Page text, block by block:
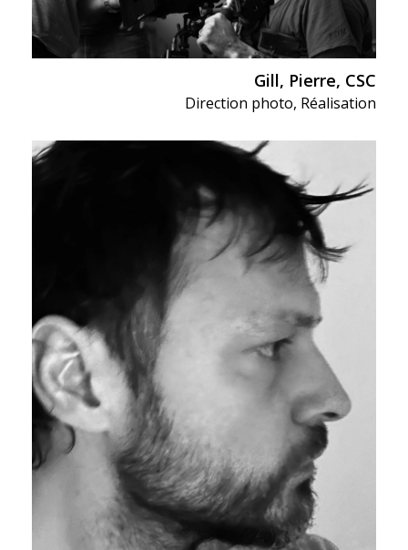
Gill, Pierre, CSC
Direction photo, Réalisation